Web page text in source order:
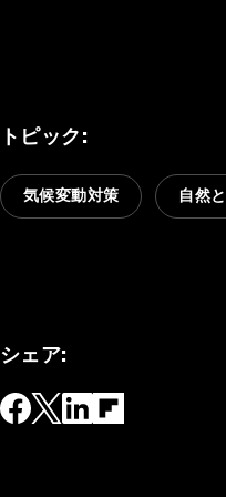
トピック:
気候変動対策 自然
シェア: